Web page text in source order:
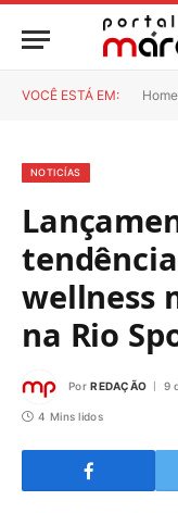
VOCÊ ESTÁ EM: Home
NOTICÍAS
wellness
na Rio
Por REDAÇÃO 9
4 Mins lidos